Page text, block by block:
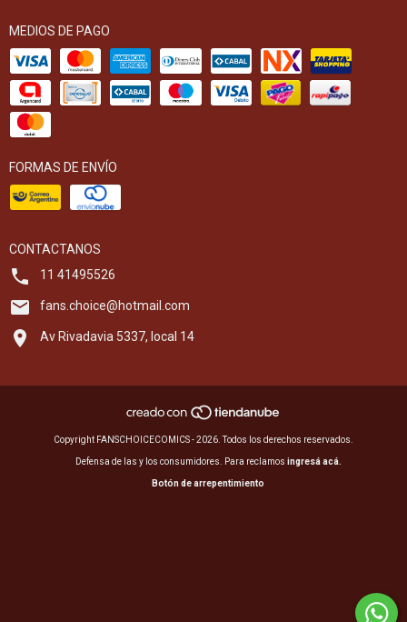
MEDIOS DE PAGO
FORMAS DE ENVÍO
CONTACTANOS
11 41495526
fans.choice@hotmail.com
Av Rivadavia 5337, local 14
Copyright FANSCHOICECOMICS - 2026. Todos los derechos reservados.
Defensa de las y los consumidores. Para reclamos ingresá acá.
Botón de arrepentimiento